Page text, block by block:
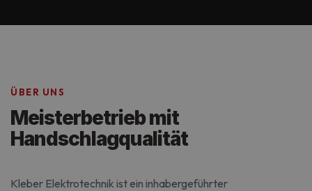
ÜBER UNS
Meisterbetrieb mit
Handschlagqualität
Kleber Elektrotechnik ist ein inhabergeführter